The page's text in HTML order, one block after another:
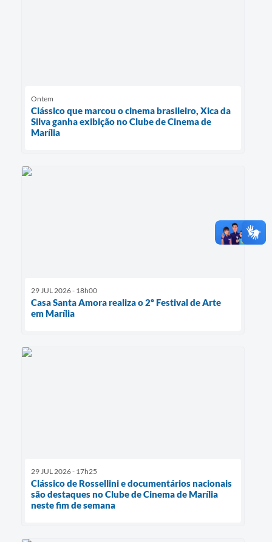
Ontem
Clássico que marcou o cinema brasileiro, Xica da
Silva ganha exibição no Clube de Cinema de
Marília
29 JUL 2026 - 18h00
Casa Santa Amora realiza o 2º Festival de Arte
em Marília
29 JUL 2026 - 17h25
Clássico de Rossellini e documentários nacionais
são destaques no Clube de Cinema de Marília
neste fim de semana